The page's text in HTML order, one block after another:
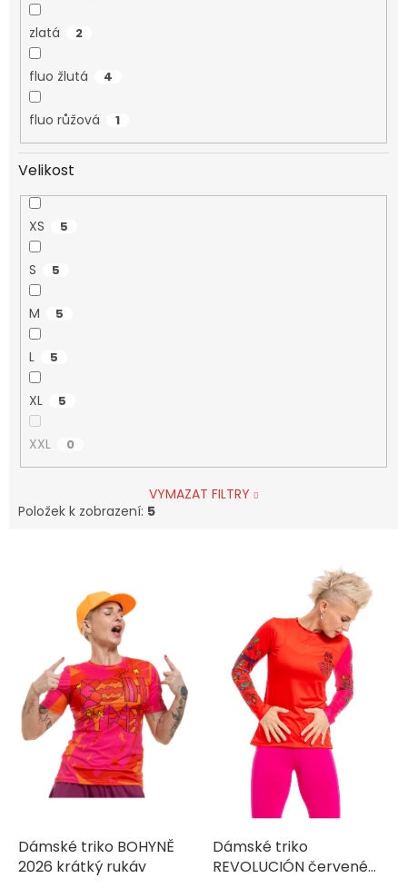
zlatá 2
fluo žlutá 4
fluo růžová 1
Velikost
XS 5
S 5
M 5
L 5
XL 5
XXL 0
VYMAZAT FILTRY
Položek k zobrazení: 5
Dámské triko BOHYNĚ
2026 krátký rukáv
Dámské triko
REVOLUCIÓN červené